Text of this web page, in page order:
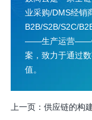
业采购/DMS经销
B2B/S2B/S2C/
——生产运营——销
案，致力于通过
值。
上一页： 供应链的构